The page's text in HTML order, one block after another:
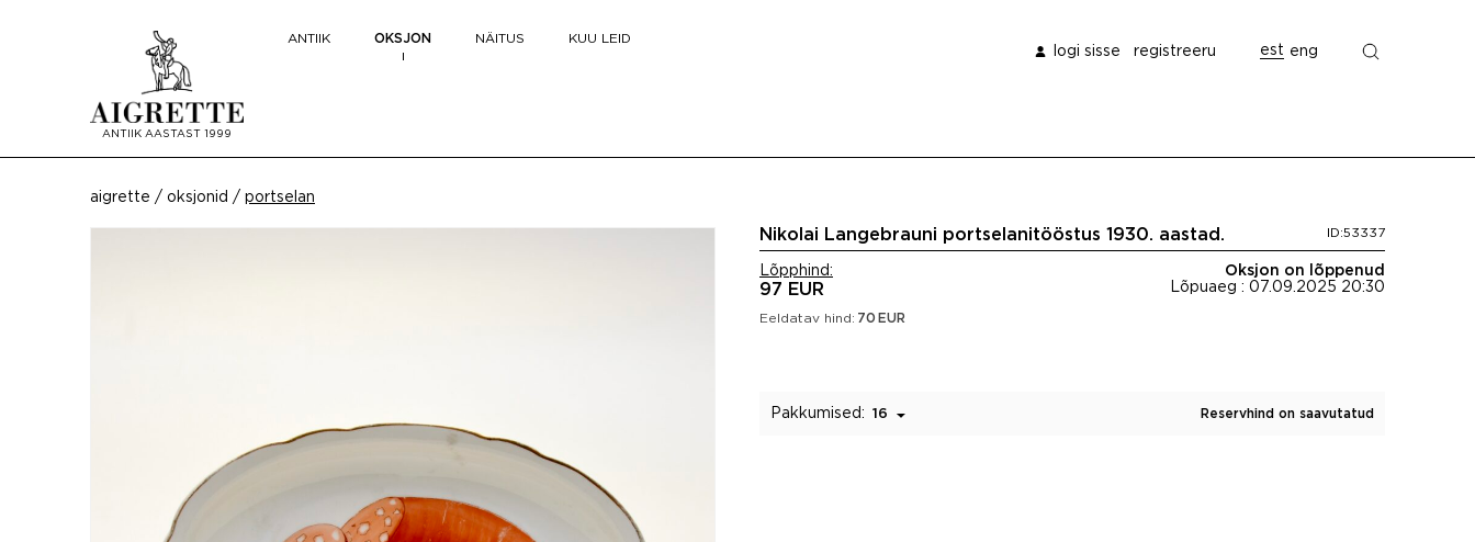
ANTIIK AASTAST 1999
ANTIIK OKSJON NÄITUS KUU LEID
logi sisse registreeru est eng
aigrette / oksjonid / portselan
Nikolai Langebrauni portselanitööstus 1930. aastad. ID:53337
Lõpphind:
97 EUR
Oksjon on lõppenud
Lõpuaeg : 07.09.2025 20:30
Eeldatav hind: 70 EUR
Pakkumised: 16 Reservhind on saavutatud